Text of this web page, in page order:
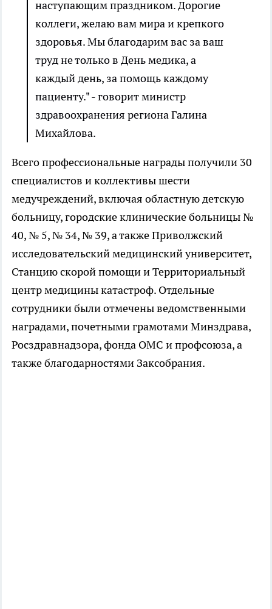
наступающим праздником. Дорогие
коллеги, желаю вам мира и крепкого
здоровья. Мы благодарим вас за ваш
труд не только в День медика, а
каждый день, за помощь каждому
пациенту." - говорит министр
здравоохранения региона Галина
Михайлова.
Всего профессиональные награды получили 30
специалистов и коллективы шести
медучреждений, включая областную детскую
больницу, городские клинические больницы №
40, № 5, № 34, № 39, а также Приволжский
исследовательский медицинский университет,
Станцию скорой помощи и Территориальный
центр медицины катастроф. Отдельные
сотрудники были отмечены ведомственными
наградами, почетными грамотами Минздрава,
Росздравнадзора, фонда ОМС и профсоюза, а
также благодарностями Заксобрания.